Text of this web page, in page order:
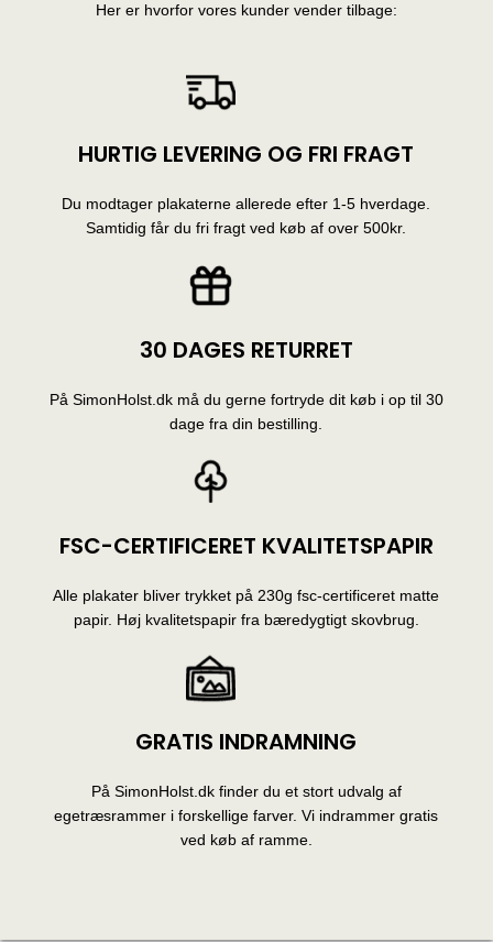
Her er hvorfor vores kunder vender tilbage:
HURTIG LEVERING OG FRI FRAGT
Du modtager plakaterne allerede efter 1-5 hverdage.
Samtidig får du fri fragt ved køb af over 500kr.
30 DAGES RETURRET
På SimonHolst.dk må du gerne fortryde dit køb i op til 30
dage fra din bestilling.
FSC-CERTIFICERET KVALITETSPAPIR
Alle plakater bliver trykket på 230g fsc-certificeret matte
papir. Høj kvalitetspapir fra bæredygtigt skovbrug.
GRATIS INDRAMNING
På SimonHolst.dk finder du et stort udvalg af
egetræsrammer i forskellige farver. Vi indrammer gratis
ved køb af ramme.